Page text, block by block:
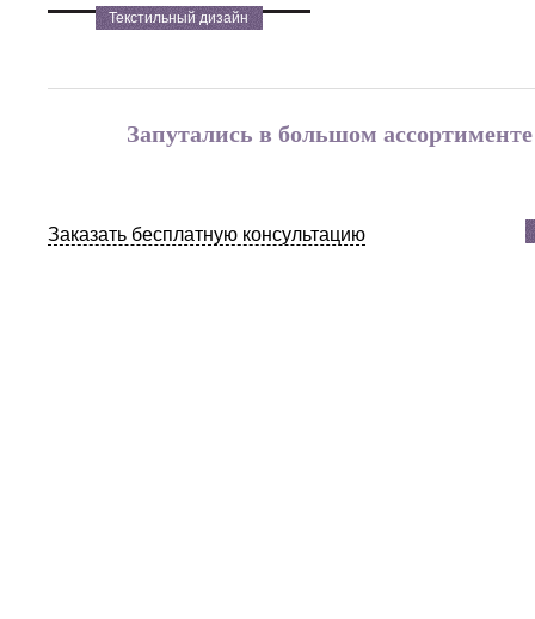
Текстильный дизайн
Запутались в большом
Заказать бесплатную консультацию